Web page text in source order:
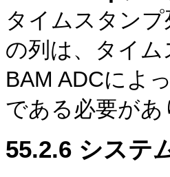
タイムスタン
の列は、タイ
BAM ADCによ
である必要があ
55.2.6 システ